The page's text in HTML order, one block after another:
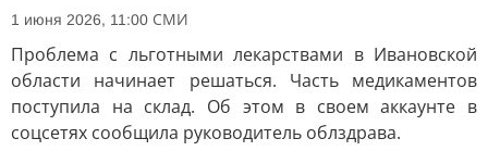
1 июня 2026, 11:00 СМИ
Проблема с льготными лекарствами в Ивановской
области начинает решаться. Часть медикаментов
поступила на склад. Об этом в своем аккаунте в
соцсетях сообщила руководитель облздрава.